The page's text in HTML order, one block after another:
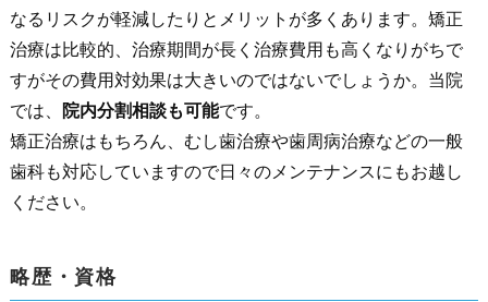
なるリスクが軽減したりとメリットが多くあります。矯正
治療は比較的、治療期間が長く治療費用も高くなりがちで
すがその費用対効果は大きいのではないでしょうか。当院
では、
院内分割相談も可能です。
矯正治療はもちろん、むし歯治療や歯周病治療などの一般
歯科も対応していますので日々のメンテナンスにもお越し
ください。
略歴・資格